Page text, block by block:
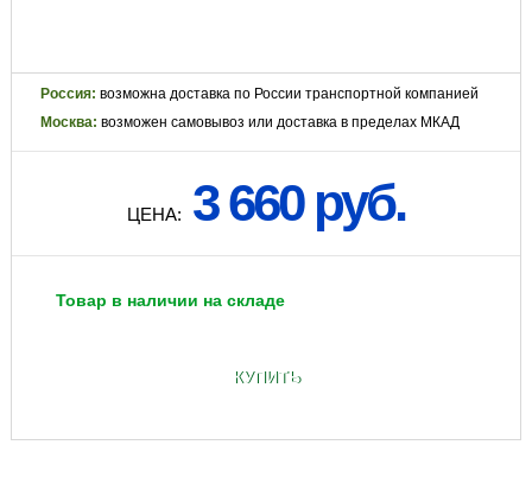
Россия: возможна доставка по России транспортной компанией
Москва: возможен самовывоз или доставка в пределах МКАД
ЦЕНА: 3 660 руб.
Товар в наличии на складе
КУПИТЬ